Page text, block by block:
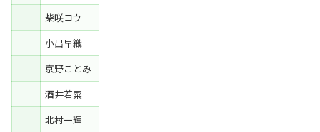
柴咲コウ
小出早織
京野ことみ
酒井若菜
北村一輝